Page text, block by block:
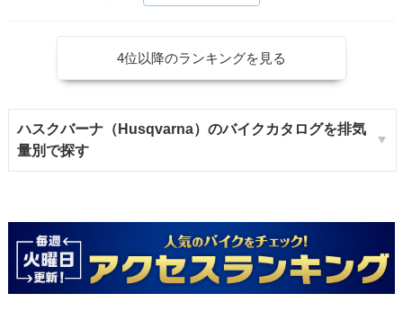
4位以降のランキングを見る
ハスクバーナ（Husqvarna）のバイクカタログを排気
量別で探す